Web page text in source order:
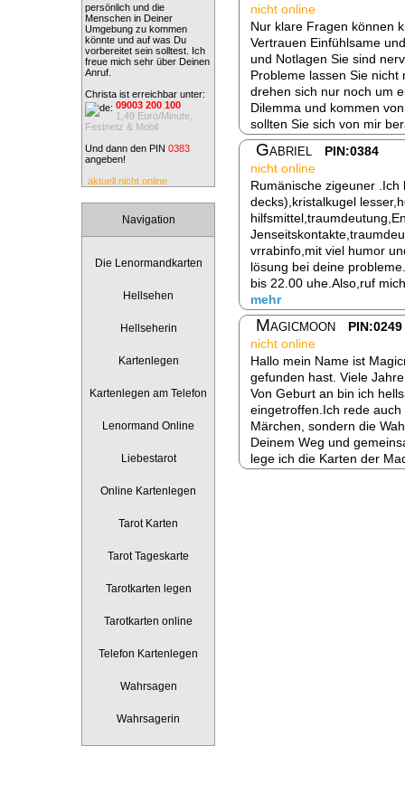
persönlich und die
Menschen in Deiner
Umgebung zu kommen
könnte und auf was Du
vorbereitet sein solltest. Ich
freue mich sehr über Deinen
Anruf.
Christa ist erreichbar unter:
09003 200 100
1,49 Euro/Minute,
Festnetz & Mobil
Und dann den PIN 0383
angeben!
aktuell nicht online
Navigation
Die Lenormandkarten
Hellsehen
Hellseherin
Kartenlegen
Kartenlegen am Telefon
Lenormand Online
Liebestarot
Online Kartenlegen
Tarot Karten
Tarot Tageskarte
Tarotkarten legen
Tarotkarten online
Telefon Kartenlegen
Wahrsagen
Wahrsagerin
nicht online
Nur klare Fragen können
Vertrauen Einfühlsame
und Notlagen Sie sind
Probleme lassen Sie
drehen sich nur noch um
Dilemma und kommen
sollten Sie sich von mir
Gabriel
PIN:0384
nicht online
Rumänische zigeuner
decks),kristalkugel
vrrabinfo,mit viel humor
lösung bei deine
bis 22.00 uhe.Also,ruf
mehr
Magicmoon
PIN:0249
nicht online
Hallo mein Name ist
gefunden hast. Viele
Von Geburt an bin ich
eingetroffen.Ich rede
Märchen, sondern die
Deinem Weg und
lege ich die Karten der